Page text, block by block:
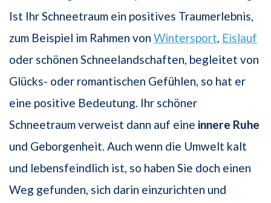
Ist Ihr Schneetraum ein positives Traumerlebnis,
zum Beispiel im Rahmen von Wintersport Eislauf
oder schönen Schneelandschaften, begleitet von
Glücks- oder romantischen Gefühlen, so hat er
eine positive Bedeutung. Ihr schöner
Schneetraum verweist dann auf eine innere Ruhe
und Geborgenheit. Auch wenn die Umwelt kalt
und lebensfeindlich ist, so haben Sie doch einen
Weg gefunden, sich darin einzurichten und